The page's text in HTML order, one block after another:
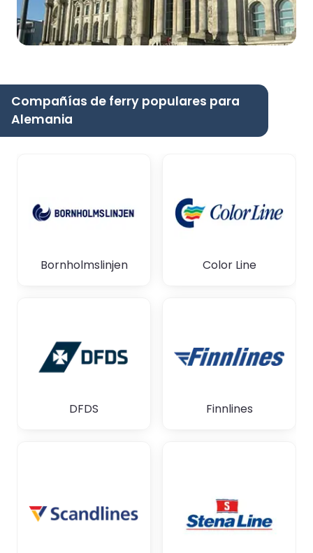
Compañías de ferry populares para
Alemania
Bornholmslinjen Color Line
DFDS Finnlines